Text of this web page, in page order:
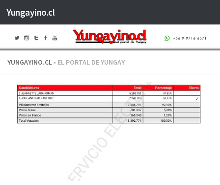
Saltar al contenido
Yungayino.cl
YUNGAYINO.CL • EL PORTAL DE YUNGAY